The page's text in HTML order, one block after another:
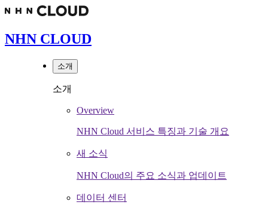
NHN CLOUD
소개
소개
Overview
NHN Cloud 서비스 특징과 기술 개요
새 소식
NHN Cloud의 주요 소식과 업데이트
데이터 센터